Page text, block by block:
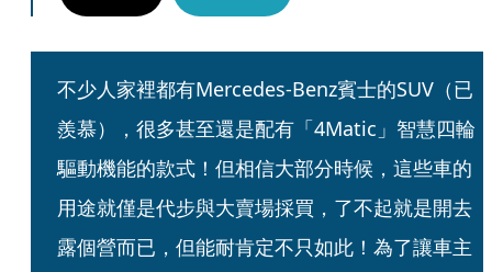
不少人家裡都有Mercedes-Benz賓士的SUV（已
羨慕），很多甚至還是配有「4Matic」智慧四輪
驅動機能的款式！但相信大部分時候，這些車的
用途就僅是代步與大賣場採買，了不起就是開去
露個營而已，但能耐肯定不只如此！為了讓車主